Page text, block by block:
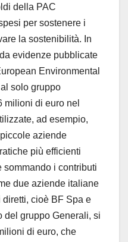
della PAC
per sostenere i
la sostenibilità. In
evidenze pubblicate
Environmental
solo gruppo
milioni di euro nel
ad esempio,
aziende
più efficienti
sommando i contributi
due aziende italiane
cioè BF Spa e
del gruppo Generali, si
di euro, che